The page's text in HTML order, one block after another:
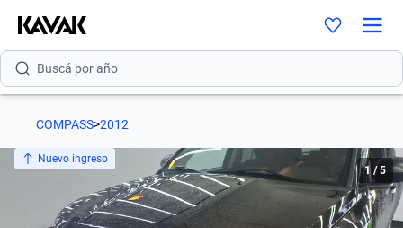
Buscá por versión
Buscá por año
COMPASS>2012
Nuevo ingreso
1 /5